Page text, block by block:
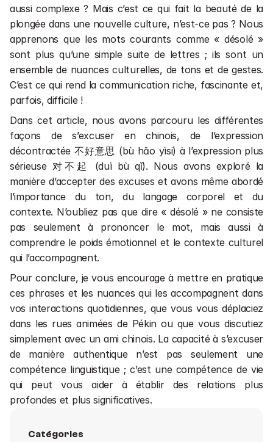
aussi complexe ? Mais c’est ce qui fait la beauté de la
plongée dans une nouvelle culture, n’est-ce pas ? Nous
apprenons que les mots courants comme « désolé »
sont plus qu’une simple suite de lettres ; ils sont un
ensemble de nuances culturelles, de tons et de gestes.
C’est ce qui rend la communication riche, fascinante et,
parfois, difficile !
Dans cet article, nous avons parcouru les différentes
façons de s’excuser en chinois, de l’expression
décontractée 不好意思 (bù hǎo yìsi) à l’expression plus
sérieuse 对不起 (duì bù qǐ). Nous avons exploré la
manière d’accepter des excuses et avons même abordé
l’importance du ton, du langage corporel et du
contexte. N’oubliez pas que dire « désolé » ne consiste
pas seulement à prononcer le mot, mais aussi à
comprendre le poids émotionnel et le contexte culturel
qui l’accompagnent.
Pour conclure, je vous encourage à mettre en pratique
ces phrases et les nuances qui les accompagnent dans
vos interactions quotidiennes, que vous vous déplaciez
dans les rues animées de Pékin ou que vous discutiez
simplement avec un ami chinois. La capacité à s’excuser
de manière authentique n’est pas seulement une
compétence linguistique ; c’est une compétence de vie
qui peut vous aider à établir des relations plus
profondes et plus significatives.
Catégories